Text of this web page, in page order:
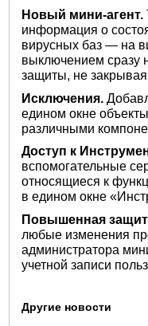
Новый мини-агент.
информация о
вирусных баз — на
выключением сразу
защиты, не
Исключения.
едином окне
различными
Доступ к
вспомогательные
относящиеся к
в едином окне
Повышенная
любые изменения
администратора
учетной записи
Другие новости